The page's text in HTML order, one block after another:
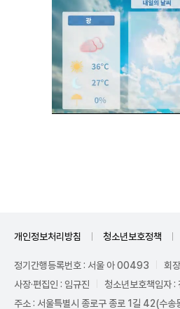
개인정보처리방침 청소년보호정책
정기간행등록번호 : 서울 아 00493
회
사장·편집인 : 임규진
청소년보호책임자 :
주소 : 서울특별시 종로구 종로 1길 42(수